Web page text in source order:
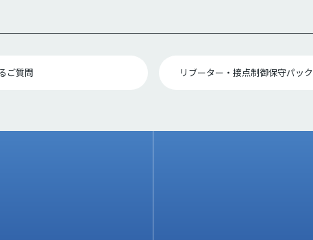
ご質問 リブーター・接点制御保守パック